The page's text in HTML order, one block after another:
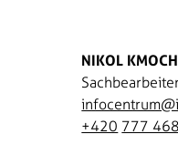
NIKOL
+420 777